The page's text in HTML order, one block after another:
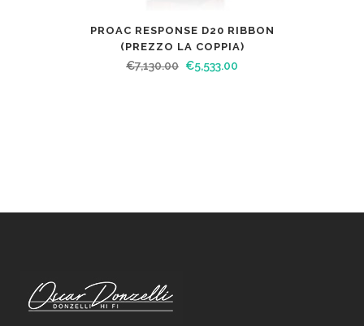
PROAC RESPONSE D20 RIBBON
(PREZZO LA COPPIA)
€7,130.00 €5,533.00